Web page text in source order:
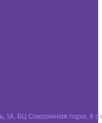
1А, БЦ Соколиная гора, 8